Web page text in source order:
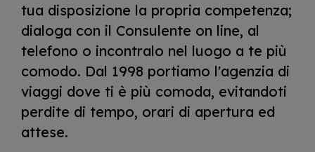
tua disposizione la propria competenza;
dialoga con il Consulente on line, al
telefono o incontralo nel luogo a te più
comodo. Dal 1998 portiamo l'agenzia di
viaggi dove ti è più comoda, evitandoti
perdite di tempo, orari di apertura ed
attese.